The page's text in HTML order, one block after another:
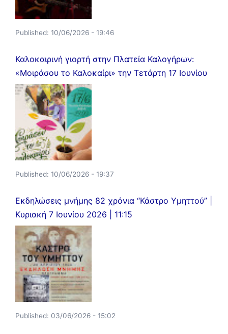
Published: 10/06/2026 - 19:46
Καλοκαιρινή γιορτή στην Πλατεία Καλογήρων:
«Μοιράσου το Καλοκαίρι» την Τετάρτη 17 Ιουνίου
Published: 10/06/2026 - 19:37
Εκδηλώσεις μνήμης 82 χρόνια “Κάστρο Υμηττού” |
Κυριακή 7 Ιουνίου 2026 | 11:15
Published: 03/06/2026 - 15:02